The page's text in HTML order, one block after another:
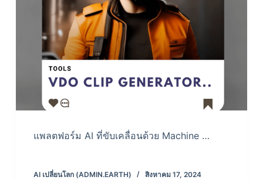
แพลตฟอร์ม AI ที่ขับเคลื่อนด้วย Machine …
AI เปลี่ยนโลก (ADMIN.EARTH) สิงหาคม 17, 2024